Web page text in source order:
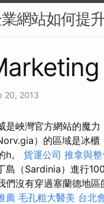
網站如何提
20, 2013
是峽灣官方網站的魔力
Norv.gia）的區域是冰櫃
h。 貨運公司 推拿與
島（Sardinia）進行
們沒有穿過塞蘭德地
薦 毛孔粗大醫美 台北